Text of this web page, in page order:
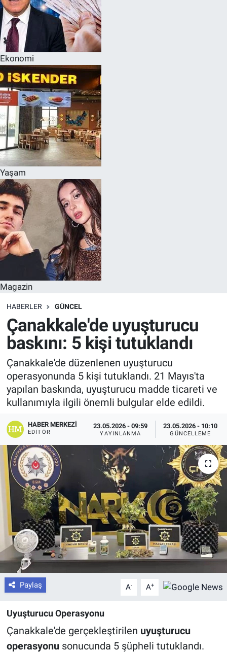
Ekonomi
Yaşam
Magazin
HABERLER GÜNCEL
Çanakkale'de uyuşturucu
baskını: 5 kişi tutuklandı
Çanakkale'de düzenlenen uyuşturucu
operasyonunda 5 kişi tutuklandı. 21 Mayıs'ta
yapılan baskında, uyuşturucu madde ticareti ve
kullanımıyla ilgili önemli bulgular elde edildi.
HABER MERKEZI
EDITÖR
23.05.2026 - 09:59
YAYINLANMA
23.05.2026 - 10:10
GÜNCELLEME
Paylaş A- A+
Uyuşturucu Operasyonu
Çanakkale'de gerçekleştirilen uyuşturucu
operasyonusonucunda 5 şüpheli tutuklandı.